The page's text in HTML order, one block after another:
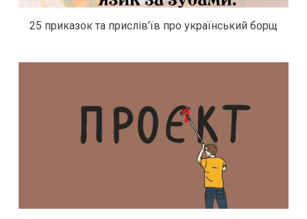
25 приказок та прислів’їв про український борщ